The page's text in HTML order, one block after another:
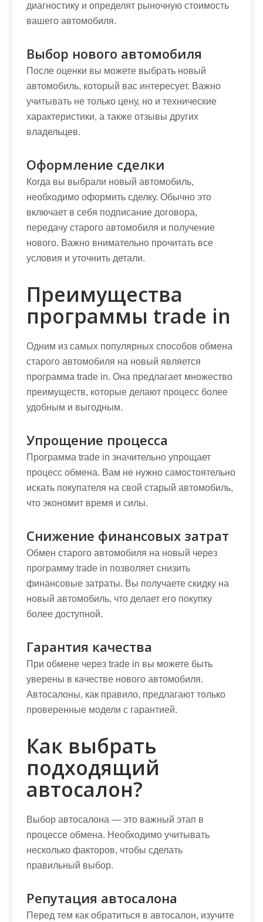
диагностику и определят рыночную стоимость
вашего автомобиля.
Выбор нового автомобиля
После оценки вы можете выбрать новый
автомобиль, который вас интересует. Важно
учитывать не только цену, но и технические
характеристики, а также отзывы других
владельцев.
Оформление сделки
Когда вы выбрали новый автомобиль,
необходимо оформить сделку. Обычно это
включает в себя подписание договора,
передачу старого автомобиля и получение
нового. Важно внимательно прочитать все
условия и уточнить детали.
Преимущества
программы trade in
Одним из самых популярных способов обмена
старого автомобиля на новый является
программа trade in. Она предлагает множество
преимуществ, которые делают процесс более
удобным и выгодным.
Упрощение процесса
Программа trade in значительно упрощает
процесс обмена. Вам не нужно самостоятельно
искать покупателя на свой старый автомобиль,
что экономит время и силы.
Снижение финансовых затрат
Обмен старого автомобиля на новый через
программу trade in позволяет снизить
финансовые затраты. Вы получаете скидку на
новый автомобиль, что делает его покупку
более доступной.
Гарантия качества
При обмене через trade in вы можете быть
уверены в качестве нового автомобиля.
Автосалоны, как правило, предлагают только
проверенные модели с гарантией.
Как выбрать
подходящий
автосалон?
Выбор автосалона — это важный этап в
процессе обмена. Необходимо учитывать
несколько факторов, чтобы сделать
правильный выбор.
Репутация автосалона
Перед тем как обратиться в автосалон, изучите